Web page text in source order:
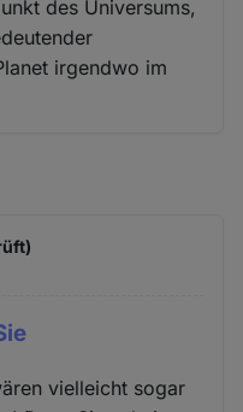
des Universums,
irgendwo im
vielleicht sogar